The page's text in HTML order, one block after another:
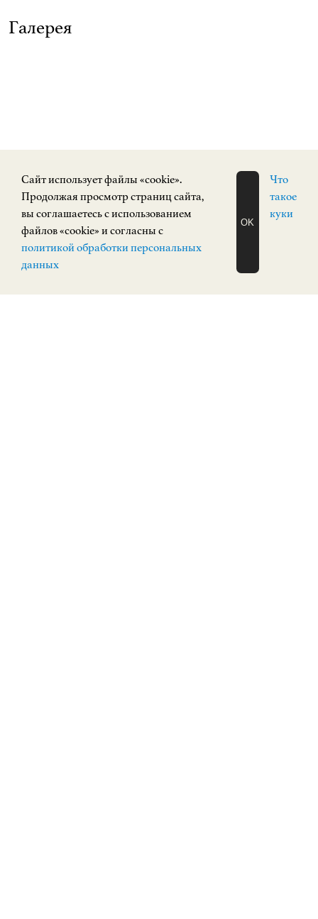
Галерея
ЗАПИСАТЬСЯ
НА ЭКСКУРСИЮ
Cайт использует файлы «cookie».
Продолжая просмотр страниц сайта,
вы соглашаетесь с использованием
файлов «cookie» и согласны с
политикой обработки персональных
данных
OK
Что
такое
куки